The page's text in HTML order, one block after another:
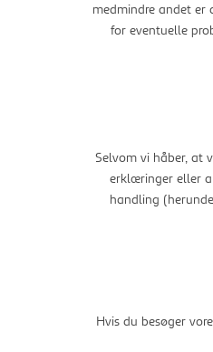
medmindre andet er
for eventuelle
Selvom vi håber, at
erklæringer eller
handling
Hvis du besøger